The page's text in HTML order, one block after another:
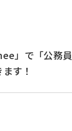
」で「公務
す！